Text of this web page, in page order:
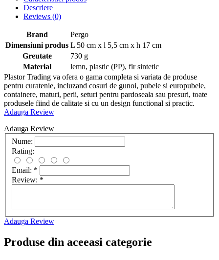
Descriere
Reviews (0)
Brand
Pergo
Dimensiuni produs L 50 cm x l 5,5 cm x h 17 cm
Greutate
730 g
Material
lemn, plastic (PP), fir sintetic
Plastor Trading va ofera o gama completa si variata de produse
pentru curatenie, incluzand cosuri de gunoi, pubele si europubele,
containere, maturi, perii, seturi pentru pardoseala sau presuri, toate
produsele fiind de calitate si cu un design functional si practic.
Adauga Review
Adauga Review
Nume:
Rating:
Email: *
Review: *
Adauga Review
Produse din aceeasi categorie